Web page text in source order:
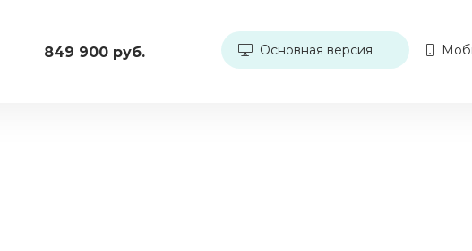
849 900 руб. Основная версия